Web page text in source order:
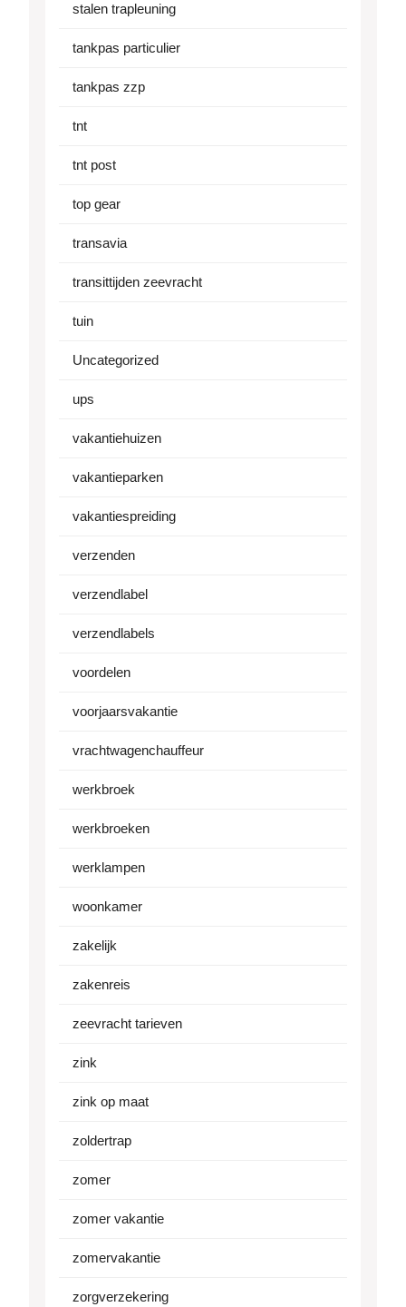
stalen trapleuning
tankpas particulier
tankpas zzp
tnt
tnt post
top gear
transavia
transittijden zeevracht
tuin
Uncategorized
ups
vakantiehuizen
vakantieparken
vakantiespreiding
verzenden
verzendlabel
verzendlabels
voordelen
voorjaarsvakantie
vrachtwagenchauffeur
werkbroek
werkbroeken
werklampen
woonkamer
zakelijk
zakenreis
zeevracht tarieven
zink
zink op maat
zoldertrap
zomer
zomer vakantie
zomervakantie
zorgverzekering